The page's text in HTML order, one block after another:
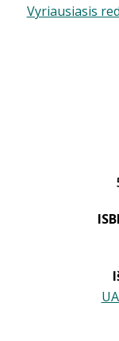
Vyriausiasis